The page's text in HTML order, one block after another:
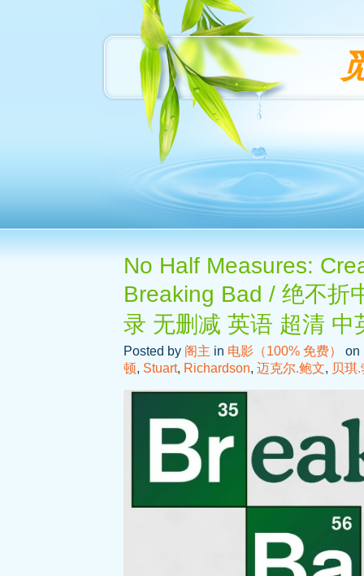
No Half Measures:
Breaking Bad / 绝不折
录 无删减 英语 超清
Posted by 阁主 in 电影（100% 免费）
on
顿, Stuart, Richardson, 迈克尔.鲍文, 贝琪